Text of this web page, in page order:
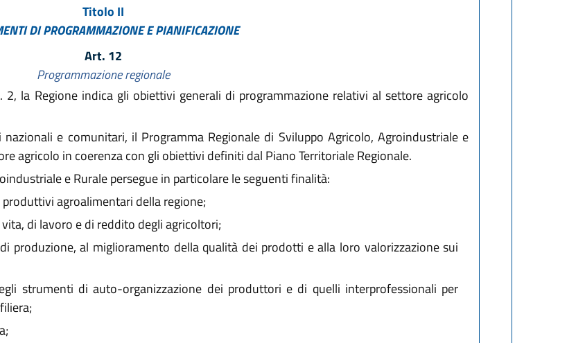
Titolo II
DI PROGRAMMAZIONE E PIANIFICAZIONE
Art. 12
Programmazione regionale
la Regione indica gli obiettivi generali di programmazione relativi al settore agricolo
e comunitari, il Programma Regionale di Sviluppo Agricolo, Agroindustriale e
agricolo in coerenza con gli obiettivi definiti dal Piano Territoriale Regionale.
e Rurale persegue in particolare le seguenti finalità:
agroalimentari della regione;
di lavoro e di reddito degli agricoltori;
produzione, al miglioramento della qualità dei prodotti e alla loro valorizzazione sui
strumenti di auto-organizzazione dei produttori e di quelli interprofessionali per